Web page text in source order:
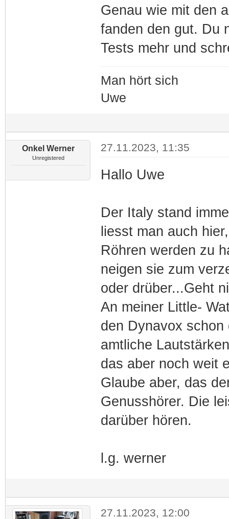
Genau wie mit den
fanden den gut. Du
Tests mehr und
Man hört sich
Uwe
Onkel Werner
Unregistered
27.11.2023, 11:35
Hallo Uwe
Der Italy stand
liesst man auch
Röhren werden zu
neigen sie zum
oder drüber...Geht
An meiner Little-
den Dynavox
amtliche
das aber noch weit
Glaube aber, das
Genusshörer. Die
darüber hören.
l.g. werner
27.11.2023, 12:00